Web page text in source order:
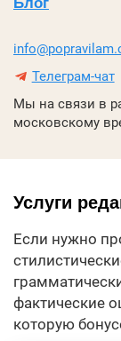
Телеграм-чат
Мы на связи в
московскому
Услуги
Если нужно
фактические
которую